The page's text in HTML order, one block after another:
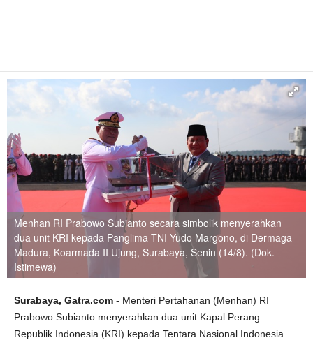
Menhan RI Prabowo Subianto secara simbolik menyerahkan
dua unit KRI kepada Panglima TNI Yudo Margono, di Dermaga
Madura, Koarmada II Ujung, Surabaya, Senin (14/8). (Dok.
Istimewa)
Surabaya, Gatra.com - Menteri Pertahanan (Menhan) RI
Prabowo Subianto menyerahkan dua unit Kapal Perang
Republik Indonesia (KRI) kepada Tentara Nasional Indonesia